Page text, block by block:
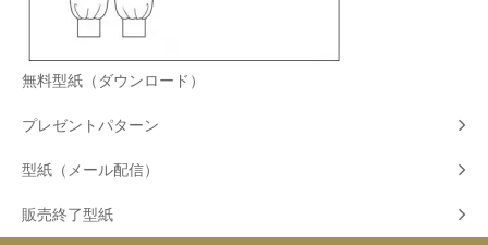
無料型紙（ダウンロード）
プレゼントパターン
型紙（メール配信）
販売終了型紙